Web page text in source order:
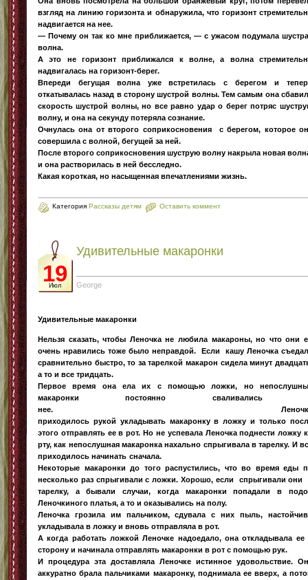
взгляд на линию горизонта и обнаружила, что горизонт
надвигается на нее.
— Почему он так ко мне приближается, — с ужасом подумала
волна.
А это не горизонт приближался к волне, а волна
надвигалась на горизонт-берег.
Впереди бегущая волна уже встретилась с берегом и
откатывалась назад в сторону шустрой волны. Тем самым она
скорость шустрой волны, но все равно удар о берег потряс
волну, и она на секунду потеряла сознание.
Очнулась она от второго соприкосновения с берегом, которое
совершила с волной, бегущей за ней.
После второго соприкосновения шуструю волну накрыла новая
и она растворилась в ней бесследно.
Какая короткая, но насыщенная впечатлениями жизнь.
Категория Рассказы детям Оставить коммент
19
Июл
Удивительные макаронки
George
Удивительные макаронки
Нельзя сказать, чтобы Леночка не любила макароны, но что они
очень нравились тоже было неправдой. Если кашу Леночка
сравнительно быстро, то за тарелкой макарон сидела минут
а то и все тридцать.
Первое время она ела их с помощью ложки, но
макаронки постоянно сваливались
нее.
приходилось рукой укладывать макаронку в ложку и только
этого отправлять ее в рот. Но не успевала Леночка поднести ложку
рту, как непослушная макаронка нахально спрыгивала в тарелку. И
приходилось начинать
Некоторые макаронки до того распустились, что во время еды
несколько раз спрыгивали с ложки. Хорошо, если спрыгивали они
тарелку, а бывали случаи, когда макаронки попадали в
Леночкиного платья, а то и оказывались на полу.
Леночка грозила им пальчиком, сдувала с них пыль,
укладывала в ложку и вновь отправляла в рот.
А когда работать ложкой Леночке надоедало, она откладывала ее
сторону и начинала отправлять макаронки в рот с помощью рук.
И процедура эта доставляла Леночке истинное удовольствие.
аккуратно брала пальчиками макаронку, поднимала ее вверх, а